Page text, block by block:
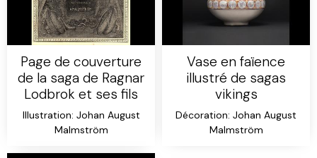
Page de couverture
de la saga de Ragnar
Lodbrok et ses fils
Illustration: Johan August
Malmström
Vase en faïence
illustré de sagas
vikings
Décoration: Johan August
Malmström